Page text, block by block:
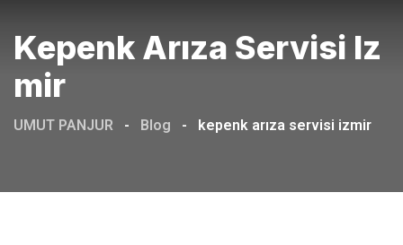
Kepenk Arıza Servisi Iz
Mir
UMUT PANJUR - Blog - kepenk arıza servisi izmir